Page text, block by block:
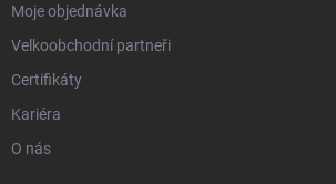
Moje objednávka
Velkoobchodní partneři
Certifikáty
Kariéra
O nás